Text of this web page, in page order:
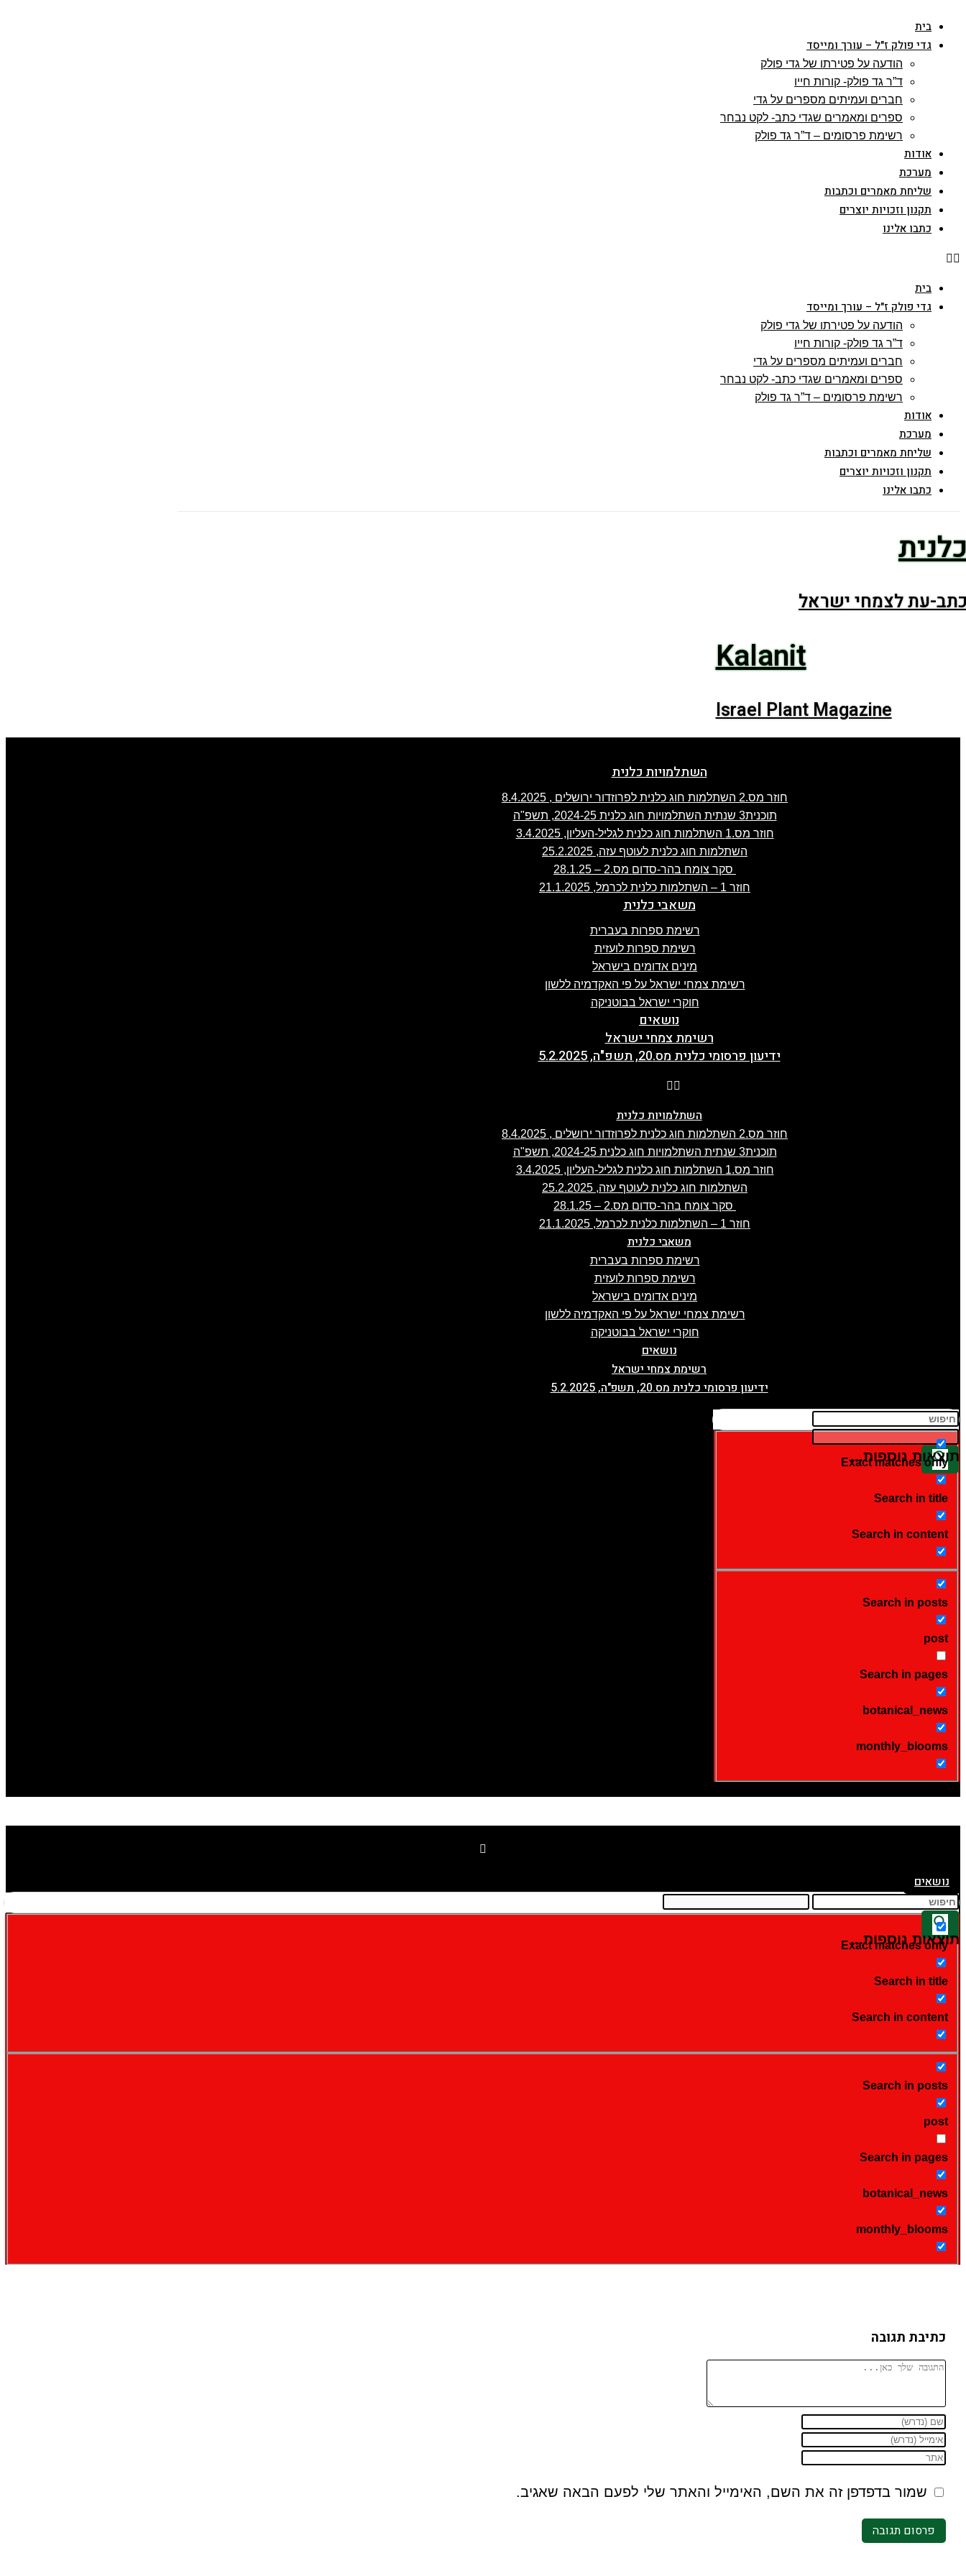
content
בית
גדי פולק ז"ל – עורך ומייסד
הודעה על פטירתו של גדי פולק
ד”ר גד פולק- קורות חייו
חברים ועמיתים מספרים על גדי
ספרים ומאמרים שגדי כתב- לקט נבחר
רשימת פרסומים – ד”ר גד פולק
אודות
מערכת
שליחת מאמרים וכתבות
תקנון וזכויות יוצרים
כתבו אלינו
בית
גדי פולק ז"ל – עורך ומייסד
הודעה על פטירתו של גדי פולק
ד”ר גד פולק- קורות חייו
חברים ועמיתים מספרים על גדי
ספרים ומאמרים שגדי כתב- לקט נבחר
רשימת פרסומים – ד”ר גד פולק
אודות
מערכת
שליחת מאמרים וכתבות
תקנון וזכויות יוצרים
כתבו אלינו
עת לצמחי ישראל
Kalanit
Israel Plant Magazine
השתלמויות כלנית
חוזר מס.2 השתלמות חוג כלנית לפרוזדור ירושלים , 8.4.2025
תוכנית3 שנתית השתלמויות חוג כלנית 2024-25, תשפ"ה
חוזר מס.1 השתלמות חוג כלנית לגליל-העליון, 3.4.2025
השתלמות חוג כלנית לעוטף עזה, 25.2.2025
סקר צומח בהר-סדום מס.2 – 28.1.25
חוזר 1 – השתלמות כלנית לכרמל, 21.1.2025
משאבי כלנית
רשימת ספרות בעברית
רשימת ספרות לועזית
מינים אדומים בישראל
רשימת צמחי ישראל על פי האקדמיה ללשון
חוקרי ישראל בבוטניקה
נושאים
רשימת צמחי ישראל
ידיעון פרסומי כלנית מס.20, תשפ"ה, 5.2.2025
השתלמויות כלנית
חוזר מס.2 השתלמות חוג כלנית לפרוזדור ירושלים , 8.4.2025
תוכנית3 שנתית השתלמויות חוג כלנית 2024-25, תשפ"ה
חוזר מס.1 השתלמות חוג כלנית לגליל-העליון, 3.4.2025
השתלמות חוג כלנית לעוטף עזה, 25.2.2025
סקר צומח בהר-סדום מס.2 – 28.1.25
חוזר 1 – השתלמות כלנית לכרמל, 21.1.2025
משאבי כלנית
רשימת ספרות בעברית
רשימת ספרות לועזית
מינים אדומים בישראל
רשימת צמחי ישראל על פי האקדמיה ללשון
חוקרי ישראל בבוטניקה
נושאים
רשימת צמחי ישראל
ידיעון פרסומי כלנית מס.20, תשפ"ה, 5.2.2025
תוצאות נוספות...
Exact matches only
Search in title
Search in content
Search in posts
post
Search in pages
botanical_news
monthly_blooms
נושאים
תוצאות נוספות...
Exact matches only
Search in title
Search in content
Search in posts
post
Search in pages
botanical_news
monthly_blooms
כתיבת תגובה
להגיב
הזן
את
השם
או
משתמש
כדי
הזן
את
דואר
שלך
כדי
הזן
כתובת
האינטרנט
שלך
שמור בדפדפן זה את השם, האימייל והאתר שלי לפעם הבאה שאגיב.